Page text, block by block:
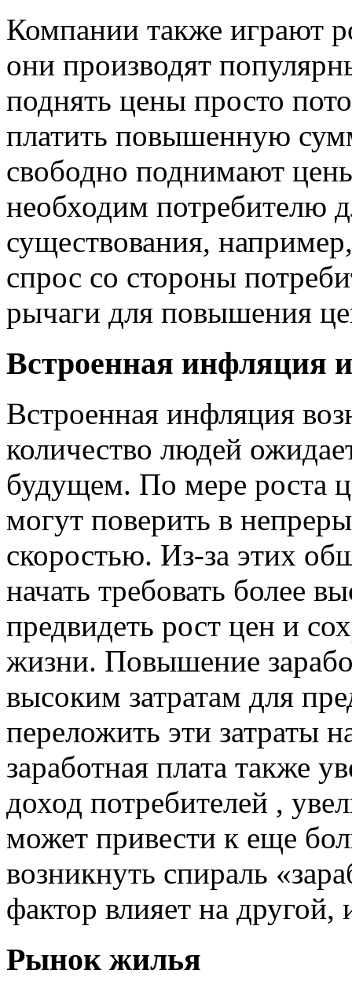
Компании также играют
они производят
поднять цены просто
платить повышенную
свободно поднимают
необходим потребителю
существования,
спрос со стороны
рычаги для повышения
Встроенная инфляция
Встроенная инфляция
количество людей
будущем. По мере роста
могут поверить в
скоростью. Из-за этих
начать требовать более
предвидеть рост цен и
жизни. Повышение
высоким затратам для
переложить эти затраты
заработная плата также
доход потребителей ,
может привести к еще
возникнуть спираль
фактор влияет на другой,
Рынок жилья